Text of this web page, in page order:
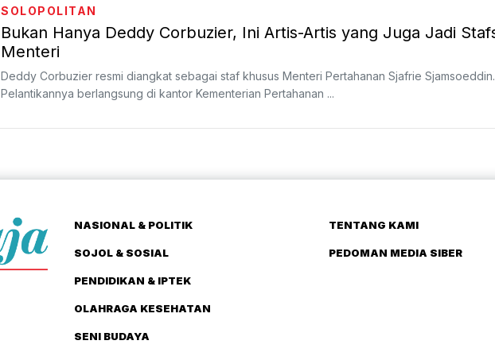
SOLOPOLITAN
Bukan Hanya Deddy Corbuzier, Ini Artis-Artis yang Juga Jadi
Menteri
Deddy Corbuzier resmi diangkat sebagai staf khusus Menteri Pertahanan Sjafrie Sjamsoeddin.
Pelantikannya berlangsung di kantor Kementerian Pertahanan ...
NASIONAL & POLITIK
SOJOL & SOSIAL
PENDIDIKAN & IPTEK
OLAHRAGA KESEHATAN
SENI BUDAYA
TENTANG KAMI
PEDOMAN MEDIA SIBER